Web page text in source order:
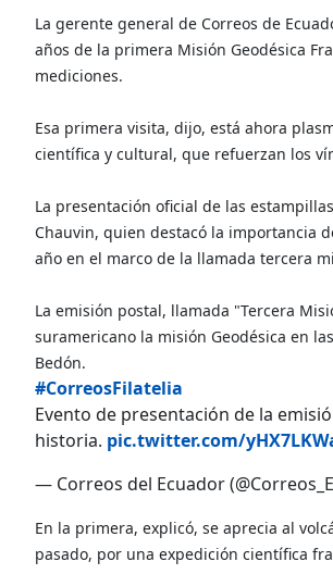
La gerente general de Correos de
años de la primera Misión Geodésica
mediciones.
Esa primera visita, dijo, está ahora
científica y cultural, que refuerzan los
La presentación oficial de las
Chauvin, quien destacó la importancia
año en el marco de la llamada tercera
La emisión postal, llamada "Tercera
suramericano la misión Geodésica en
Bedón.
#CorreosFilatelia
Evento de presentación de la
historia. pic.twitter.com/
— Correos del Ecuador
En la primera, explicó, se aprecia al
pasado, por una expedición científica